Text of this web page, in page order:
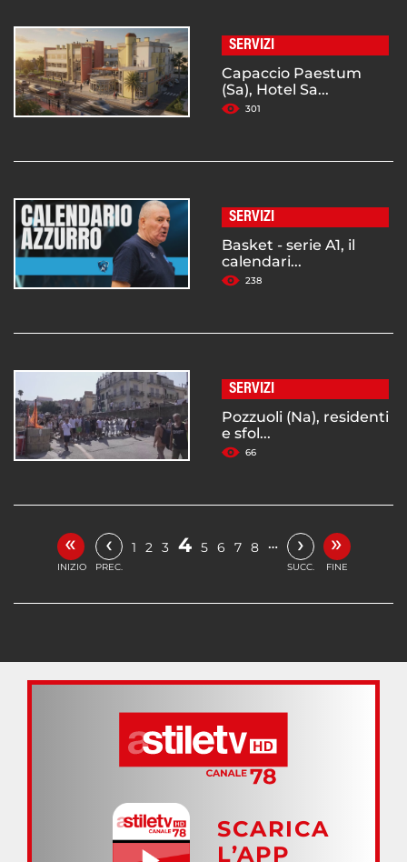
SERVIZI
Capaccio Paestum
(Sa), Hotel Sa...
301
SERVIZI
Basket - serie A1, il
calendari...
238
SERVIZI
Pozzuoli (Na), residenti
e sfol...
66
«
INIZIO
‹
PREC.
1 2 3 4 5 6 7 8 … ›
SUCC.
»
FINE
SCARICA
L’APP